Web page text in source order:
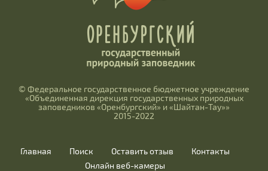
© Федеральное государственное бюджетное учреждение
«Объединенная дирекция государственных природных
заповедников «Оренбургский» и «Шайтан-Тау»»
2015-2022
Главная Поиск Оставить отзыв
Контакты
Онлайн веб-камеры